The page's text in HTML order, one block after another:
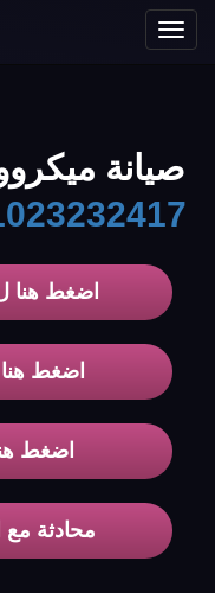
Toggle
صيانة
اضغط هنا
اضغط
اضغط
محادثة مع